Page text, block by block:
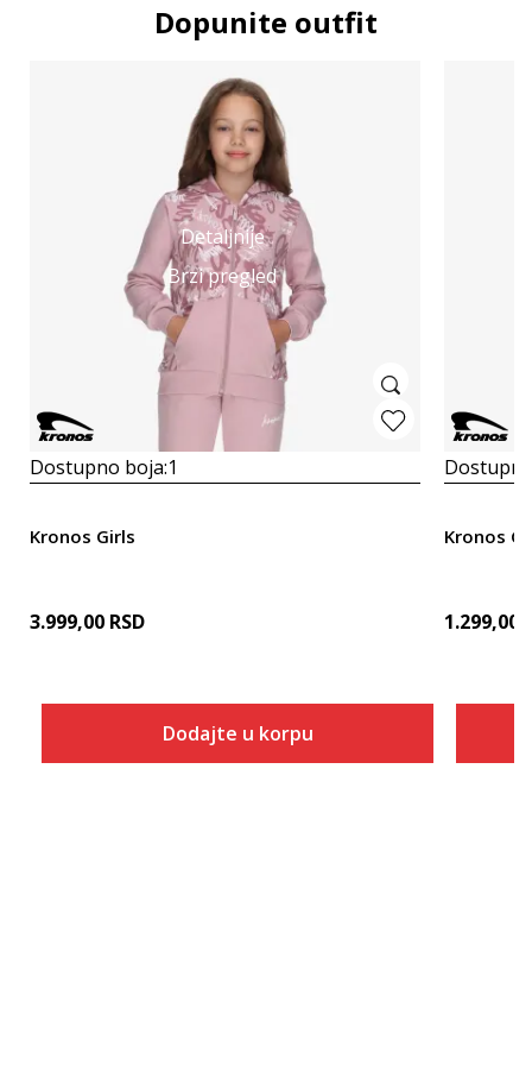
Dopunite outfit
Detaljnije
Brzi pregled
Dostupno boja:1
Kronos Girls
3.999,00 RSD
Dodajte u korpu
Kronos
1.299,00